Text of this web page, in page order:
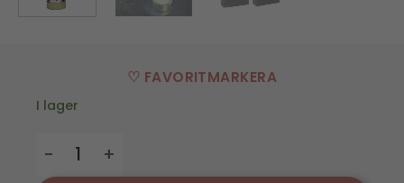
♡ FAVORITMARKERA
I lager